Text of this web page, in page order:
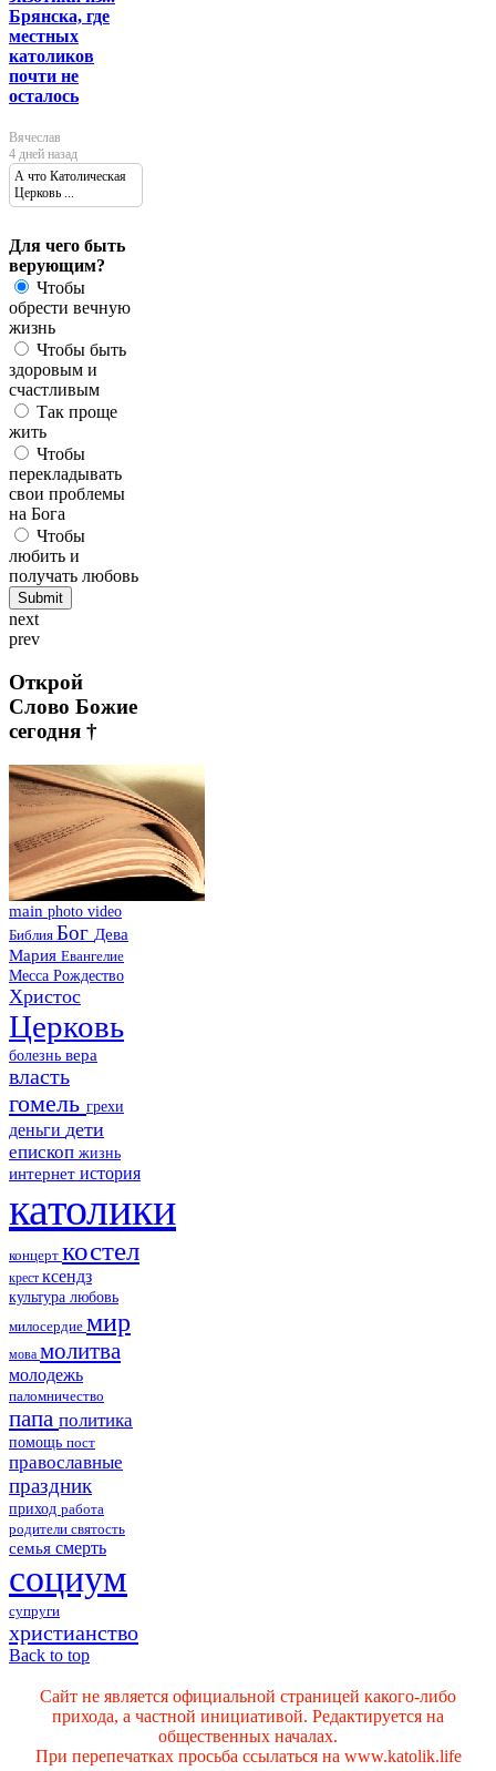
Брянска, где
местных
католиков
почти не
осталось
Вячеслав
4 дней назад
А что Католическая
Церковь ...
Для чего быть
верующим?
Чтобы
обрести вечную
жизнь
Чтобы быть
здоровым и
счастливым
Так проще
жить
Чтобы
перекладывать
свои проблемы
на Бога
Чтобы
любить и
получать любовь
next
prev
Открой
Слово Божие
сегодня †
main photo video
Библия Бог Дева
Мария Евангелие
Месса Рождество
Христос
Церковь
болезнь вера
власть
гомель грехи
деньги дети
епископ жизнь
интернет история
католики
концерт костел
крест ксендз
культура любовь
милосердие мир
мова молитва
молодежь
паломничество
папа политика
помощь пост
православные
праздник
приход работа
родители святость
семья смерть
социум
супруги
христианство
Back to top
Сайт не является официальной страницей какого-либо
прихода, а частной инициативой. Редактируется на
общественных началах.
При перепечатках просьба ссылаться на www.katolik.life